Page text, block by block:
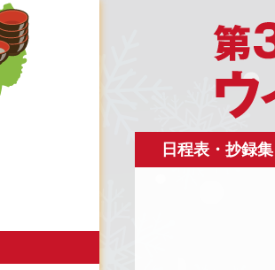
日程表・抄録集